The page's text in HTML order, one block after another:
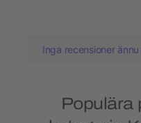
Inga recensioner
Populära